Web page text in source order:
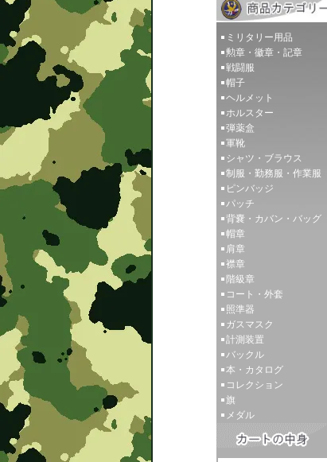
ミリタリー用品
勲章・徽章・記章
戦闘服
帽子
ヘルメット
ホルスター
弾薬盒
軍靴
シャツ・ブラウス
制服・勤務服・作業服
ピンバッジ
パッチ
背嚢・カバン・バッグ
帽章
肩章
襟章
階級章
コート・外套
照準器
ガスマスク
計測装置
バックル
本・カタログ
コレクション
旗
メダル